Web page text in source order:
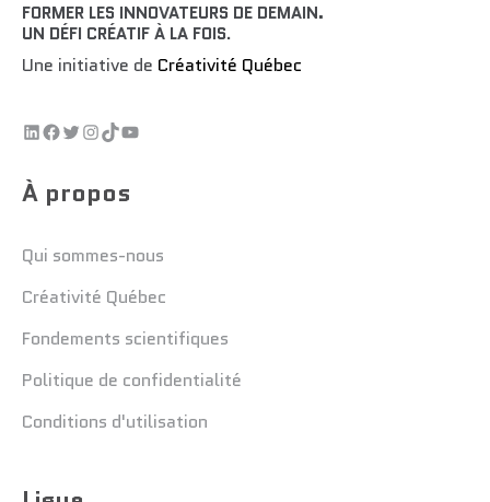
FORMER LES INNOVATEURS DE DEMAIN.
UN DÉFI CRÉATIF À LA FOIS.
Une initiative de Créativité Québec
À propos
Qui sommes-nous
Créativité Québec
Fondements scientifiques
Politique de confidentialité
Conditions d'utilisation